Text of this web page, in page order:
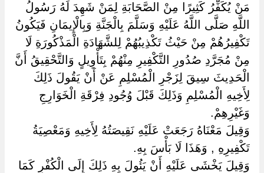
مَنْ يُكَفِّرُ كَثِيرًا مِنْ الصَّحَابَةِ لِمَنْ شَهِدَ لَهُ رَسُولُ
اللَّهِ صَلَّى اللَّهُ عَلَيْهِ وَسَلَّمَ بِالْجَنَّةِ وَبِالْإِيمَانِ فَيَكُونُ
تَكْفِيرُهُمْ مِنْ حَيْثُ تَكْذِيبُهُمْ لِلشَّهَادَةِ الْمَذْكُورَةِ لَا
مِنْ مُجَرَّدِ صُدُورِ التَّكْفِيرِ مِنْهُمْ بِتَأْوِيلٍ وَالتَّحْقِيقُ أَنَّ
الْحَدِيثَ سِيقَ لِزَجْرِ الْمُسْلِمِ عَنْ أَنْ يَقُولَ ذَلِكَ
لِأَخِيهِ الْمُسْلِمِ وَذَلِكَ قَبْلَ وُجُودِ فِرْقَةِ الْخَوَارِجِ
وَغَيْرِهِمْ.
وَقِيلَ مَعْنَاهُ رَجَعَتْ عَلَيْهِ نَقِيصَتُهُ لِأَخِيهِ وَمَعْصِيَةُ
تَكْفِيرِهِ , وَهَذَا لَا بَأْسَ بِهِ.
وَقِيلَ يَخْشَى عَلَيْهِ أَنْ يَئُولَ بِهِ ذَلِكَ إِلَى الْكُفْرِ كَمَا